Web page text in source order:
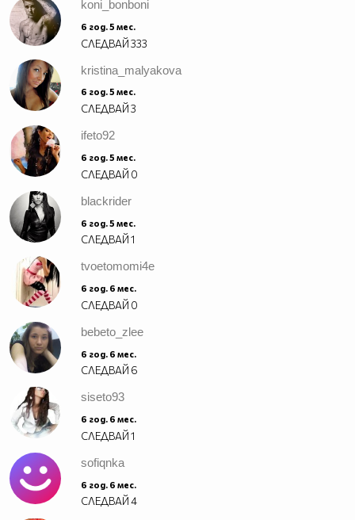
koni_bonboni
6 год. 5 мес.
СЛЕДВАЙ333
kristina_malyakova
6 год. 5 мес.
СЛЕДВАЙ3
ifeto92
6 год. 5 мес.
СЛЕДВАЙ 0
blackrider
6 год. 5 мес.
СЛЕДВАЙ1
tvoetomomi4e
6 год. 6 мес.
СЛЕДВАЙ 0
bebeto_zlee
6 год. 6 мес.
СЛЕДВАЙ 6
siseto93
6 год. 6 мес.
СЛЕДВАЙ1
sofiqnka
6 год. 6 мес.
СЛЕДВАЙ4